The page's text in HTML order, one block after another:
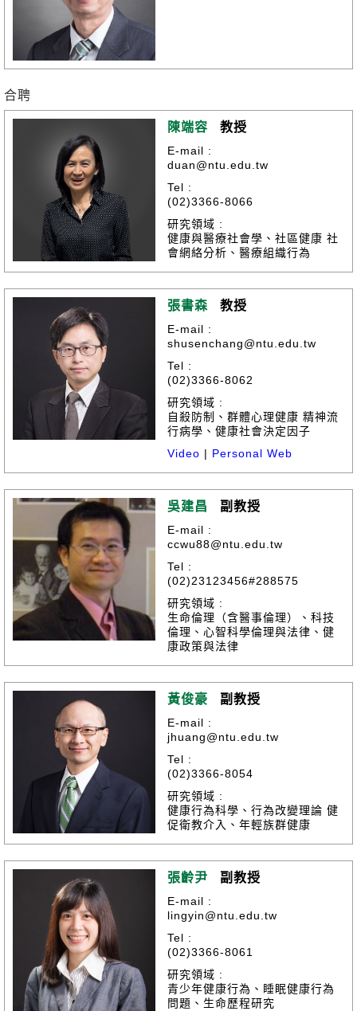
合聘
陳端容 教授
E-mail :
duan@ntu.edu.tw
Tel :
(02)3366-8066
研究領域 :
健康與醫療社會學、社區健康 社
會網絡分析、醫療組織行為
張書森 教授
E-mail :
shusenchang@ntu.edu.tw
Tel :
(02)3366-8062
研究領域 :
自殺防制、群體心理健康 精神流
行病學、健康社會決定因子
Video | Personal Web
吳建昌 副教授
E-mail :
ccwu88@ntu.edu.tw
Tel :
(02)23123456#288575
研究領域 :
生命倫理（含醫事倫理）、科技
倫理、心智科學倫理與法律、健
康政策與法律
黃俊豪 副教授
E-mail :
jhuang@ntu.edu.tw
Tel :
(02)3366-8054
研究領域 :
健康行為科學、行為改變理論 健
促衛教介入、年輕族群健康
張齡尹 副教授
E-mail :
lingyin@ntu.edu.tw
Tel :
(02)3366-8061
研究領域 :
青少年健康行為、睡眠健康行為
問題、生命歷程研究